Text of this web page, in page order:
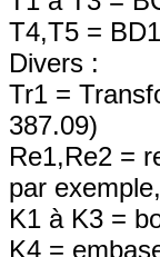
T4,T5 =
Divers :
Tr1 =
387.09)
Re1,Re2 =
par
K1 à K3 =
K4 =